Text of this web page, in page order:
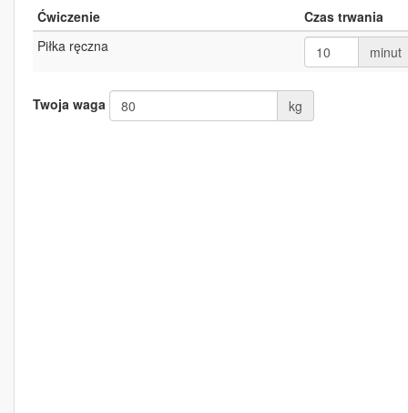
Ćwiczenie
Czas trwania
Piłka ręczna
minut
Twoja waga kg